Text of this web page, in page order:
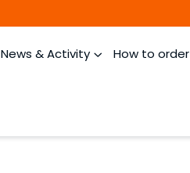
News & Activity How to order